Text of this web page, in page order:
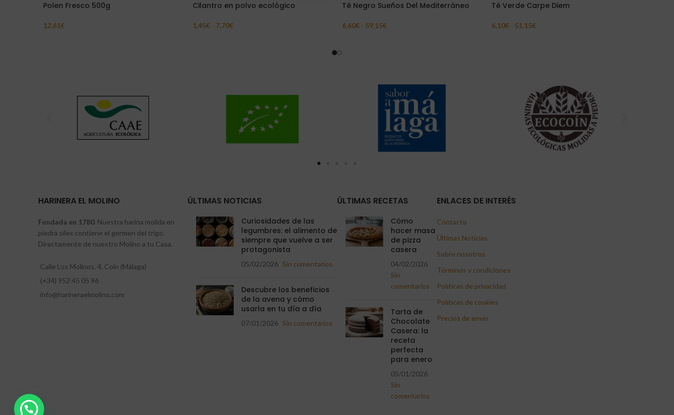
Polen Fresco 500g
12,61€
Cilantro en polvo ecológico
1,45€ - 7,70€
Té Negro Sueños Del Mediterráneo
6,60€ - 59,15€
Té Verde Carpe Diem
6,10€ - 51,15€
HARINERA EL MOLINO
Fundada en 1780. Nuestra harina molida en
piedra sílex contiene el germen del trigo.
Directamente de nuestro Molino a tu Casa.
Calle Los Molinos, 4, Coín (Málaga)
(+34) 952 45 05 96
info@harineraelmolino.com
ÚLTIMAS NOTICIAS
Curiosidades de las
legumbres: el alimento de
siempre que vuelve a ser
protagonista
05/02/2026 Sin comentarios
Descubre los beneficios
de la avena y cómo
usarla en tu día a día
07/01/2026 Sin comentarios
ÚLTIMAS RECETAS
Cómo
hacer masa
de pizza
casera
04/02/2026
Sin
comentarios
Tarta de
Chocolate
Casera: la
receta
perfecta
para enero
05/01/2026
Sin
comentarios
ENLACES DE INTERÉS
Contacto
Últimas Noticias
Sobre nosotros
Términos y condiciones
Políticas de privacidad
Políticas de cookies
Precios de envío